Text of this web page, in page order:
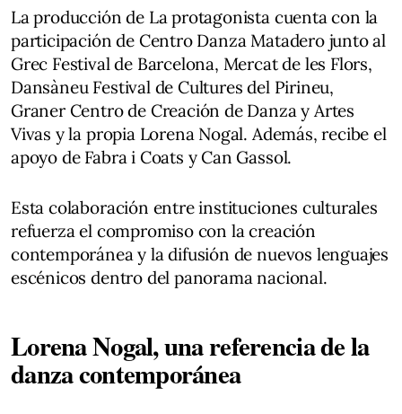
La producción de La protagonista cuenta con la
participación de Centro Danza Matadero junto al
Grec Festival de Barcelona, Mercat de les Flors,
Dansàneu Festival de Cultures del Pirineu,
Graner Centro de Creación de Danza y Artes
Vivas y la propia Lorena Nogal. Además, recibe el
apoyo de Fabra i Coats y Can Gassol.
Esta colaboración entre instituciones culturales
refuerza el compromiso con la creación
contemporánea y la difusión de nuevos lenguajes
escénicos dentro del panorama nacional.
Lorena Nogal, una referencia de la
danza contemporánea